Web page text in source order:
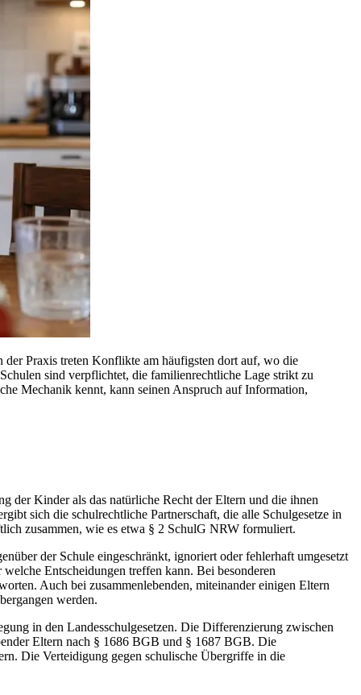
der Praxis treten Konflikte am häufigsten dort auf, wo die
sind verpflichtet, die familienrechtliche Lage strikt zu
Mechanik kennt, kann seinen Anspruch auf Information,
der Kinder als das natürliche Recht der Eltern und die ihnen
sich die schulrechtliche Partnerschaft, die alle Schulgesetze in
zusammen, wie es etwa § 2 SchulG NRW formuliert.
der Schule eingeschränkt, ignoriert oder fehlerhaft umgesetzt
Entscheidungen treffen kann. Bei besonderen
Auch bei zusammenlebenden, miteinander einigen Eltern
werden.
in den Landesschulgesetzen. Die Differenzierung zwischen
Eltern nach § 1686 BGB und § 1687 BGB. Die
Die Verteidigung gegen schulische Übergriffe in die